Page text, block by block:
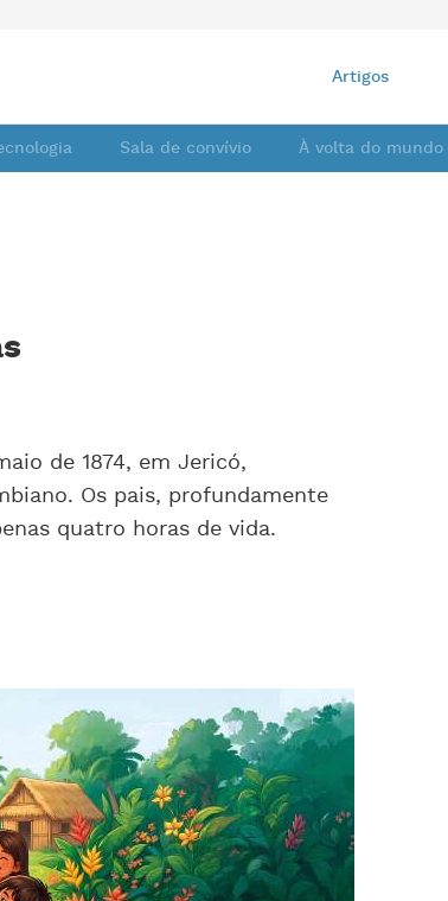
Artigos
Sala de convívio À volta do mundo
de 1874, em Jericó,
Os pais, profundamente
quatro horas de vida.